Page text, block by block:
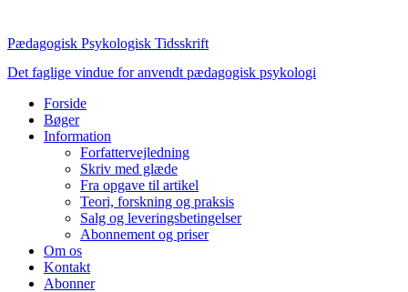
indhold
Pædagogisk Psykologisk Tidsskrift
Det faglige vindue for anvendt pædagogisk psykologi
Forside
Bøger
Information
Forfattervejledning
Skriv med glæde
Fra opgave til artikel
Teori, forskning og praksis
Salg og leveringsbetingelser
Abonnement og priser
Om os
Kontakt
Abonner